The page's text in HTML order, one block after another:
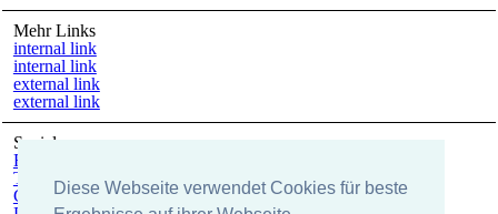
Diese Webseite verwendet Cookies für beste
Mehr Links
internal link
internal link
external link
external link
Social
Facebook
Twitter
Google +